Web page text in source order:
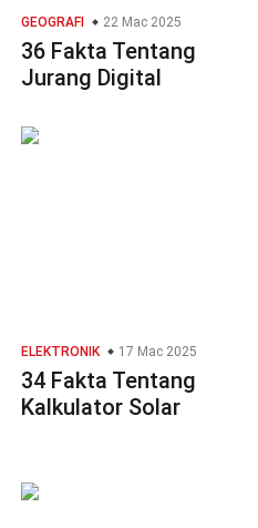
GEOGRAFI 22 Mac 2025
36 Fakta Tentang
Jurang Digital
ELEKTRONIK 17 Mac 2025
34 Fakta Tentang
Kalkulator Solar